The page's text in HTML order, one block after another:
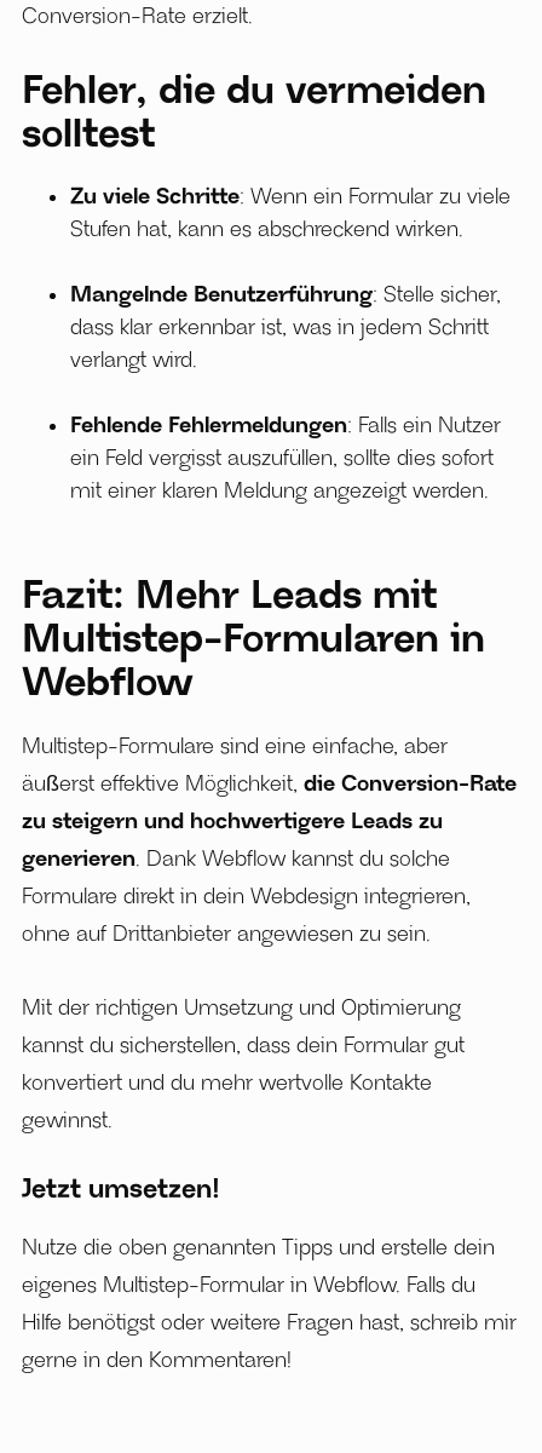
Conversion-Rate erzielt.
Fehler, die du vermeiden
solltest
Zu viele Schritte: Wenn ein Formular zu viele
Stufen hat, kann es abschreckend wirken.
Mangelnde Benutzerführung: Stelle sicher,
dass klar erkennbar ist, was in jedem Schritt
verlangt wird.
Fehlende Fehlermeldungen: Falls ein Nutzer
ein Feld vergisst auszufüllen, sollte dies sofort
mit einer klaren Meldung angezeigt werden.
Fazit: Mehr Leads mit
Multistep-Formularen in
Webflow
Multistep-Formulare sind eine einfache, aber
äußerst effektive Möglichkeit,die Conversion-Rate
zu steigern und hochwertigere Leads zu
generieren. Dank Webflow kannst du solche
Formulare direkt in dein Webdesign integrieren,
ohne auf Drittanbieter angewiesen zu sein.
Mit der richtigen Umsetzung und Optimierung
kannst du sicherstellen, dass dein Formular gut
konvertiert und du mehr wertvolle Kontakte
gewinnst.
Jetzt umsetzen!
Nutze die oben genannten Tipps und erstelle dein
eigenes Multistep-Formular in Webflow. Falls du
Hilfe benötigst oder weitere Fragen hast, schreib mir
gerne in den Kommentaren!